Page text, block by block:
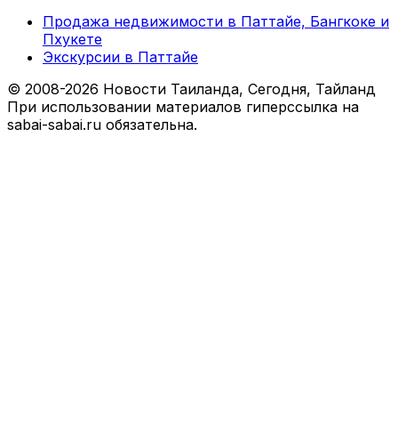
Продажа недвижимости в Паттайе, Бангкоке и
Пхукете
Экскурсии в Паттайе
© 2008-2026 Новости Таиланда, Сегодня, Тайланд
При использовании материалов гиперссылка на
sabai-sabai.ru обязательна.